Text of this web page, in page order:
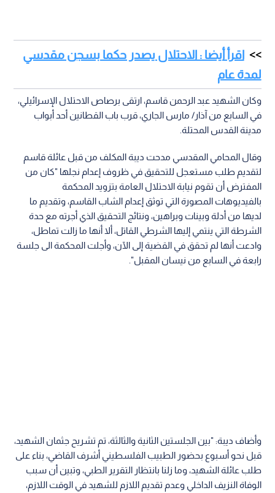
اقرأ أيضا : الاحتلال يصدر حكما بسجن مقدسي
لمدة عام
وكان الشهيد عبد الرحمن قاسم، ارتقى برصاص الاحتلال الإسرائيلي،
في السابع من آذار/ مارس الجاري، قرب باب القطانين أحد أبواب
مدينة القدس المحتلة.
وقال المحامي المقدسي مدحت ديبة المكلف من قبل عائلة قاسم
لتقديم طلب مستعجل للتحقيق في ظروف إعدام نجلها "كان من
المفترض أن تقوم نيابة الاحتلال العامة بتزويد المحكمة
بالفيديوهات المصورة التي توثق إعدام الشاب القاسم، وتقديم ما
لديها من أدلة وبينات وبراهين، ونتائج التحقيق الذي أجرته مع حدة
الشرطة التي ينتمي إليها الشرطي القاتل، ألا أنها ما زالت تماطل،
وادعت أنها لم تحقق في القضية إلى الآن، وأجلت المحكمة الى جلسة
رابعة في السابع من نيسان المقبل".
وأضاف ديبة: "بين الجلستين الثانية والثالثة، تم تشريح جثمان الشهيد،
قبل نحو أسبوع بحضور الطبيب الفلسطيني أشرف القاضي، بناء على
طلب عائلة الشهيد، وما زلنا بانتظار التقرير الطبي، وتبين أن سبب
الوفاة النزيف الداخلي وعدم تقديم اللازم للشهيد في الوقت اللازم،